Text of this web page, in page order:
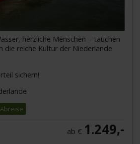
herzliche Menschen – tauchen
die reiche Kultur der Niederlande
sichern!
ab € 1.249,-